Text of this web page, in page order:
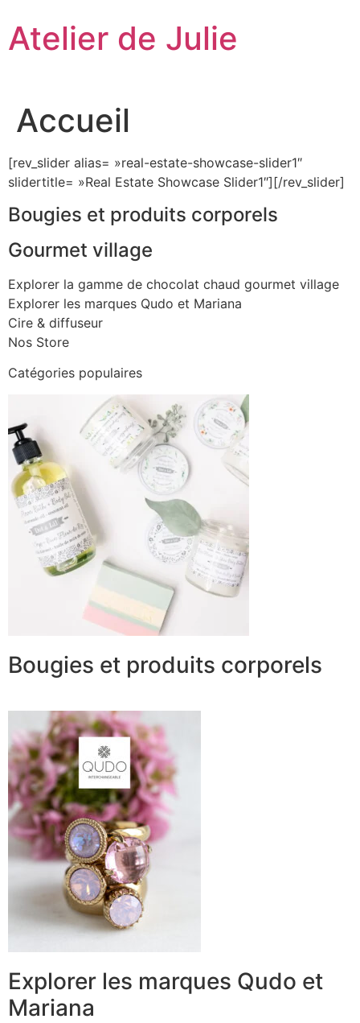
contenu
Atelier de Julie
Accueil
[rev_slider alias= »real-estate-showcase-slider1″
slidertitle= »Real Estate Showcase Slider1″][/rev_slider]
Bougies et produits corporels
Gourmet village
Explorer la gamme de chocolat chaud gourmet village
Explorer les marques Qudo et Mariana
Cire & diffuseur
Nos Store
Catégories populaires
Bougies et produits corporels
Explorer les marques Qudo et
Mariana